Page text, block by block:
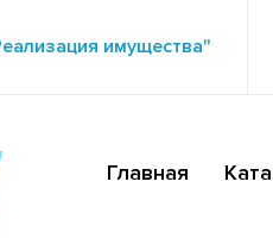
имущества"
Главная